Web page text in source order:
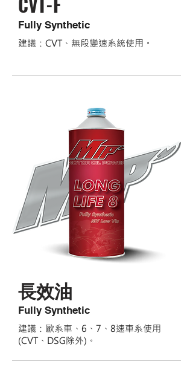
Fully Synthetic
建議：CVT、無段變速系統使用。
長效油
Fully Synthetic
建議：歐系車、6、7、8速車系使用
(CVT、DSG除外)。